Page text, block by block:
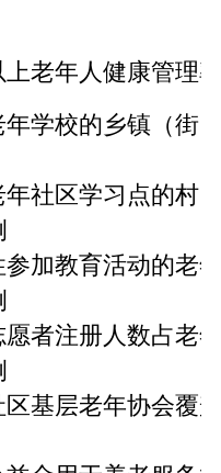
上老年人健康管理
年学校的乡镇（街
年社区学习点的村
参加教育活动的老
愿者注册人数占老
区基层老年协会覆